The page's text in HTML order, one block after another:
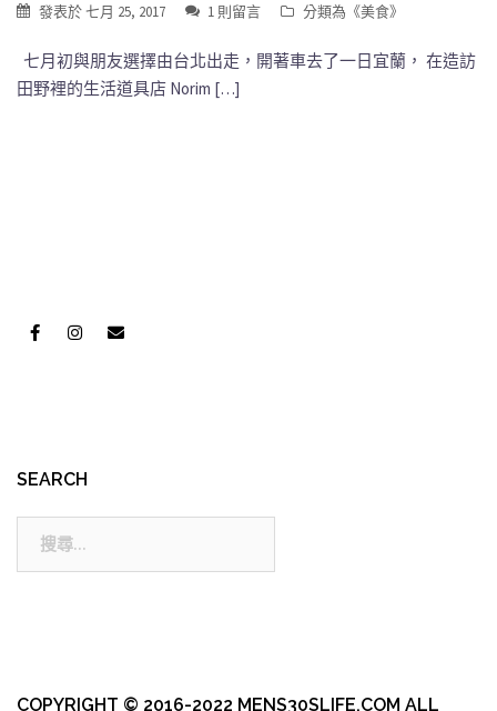
發表於七月 25, 2017 1 則留言 分類為《美食》
七月初與朋友選擇由台北出走，開著車去了一日宜蘭， 在造訪
田野裡的生活道具店 Norim […]
SEARCH
COPYRIGHT © 2016-2022 MENS30SLIFE.COM ALL